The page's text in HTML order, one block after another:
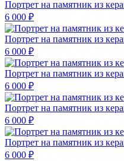
Портрет на памятник из
6 000 ₽
Портрет на памятник из
6 000 ₽
Портрет на памятник из
6 000 ₽
Портрет на памятник из
6 000 ₽
Портрет на памятник из
6 000 ₽